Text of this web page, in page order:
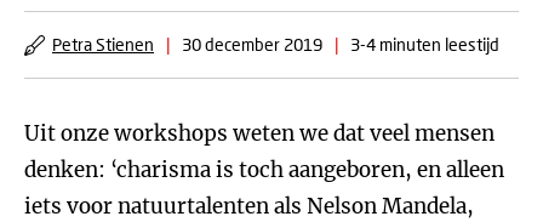
Petra Stienen | 30 december 2019 | 3-4 minuten leestijd
Uit onze workshops weten we dat veel mensen
denken: ‘charisma is toch aangeboren, en alleen
iets voor natuurtalenten als Nelson Mandela,